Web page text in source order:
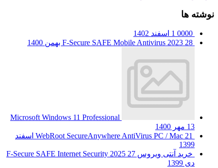
نوشته ها
0000 1 اسفند 1402
F-Secure SAFE Mobile Antivirus 2023 28 بهمن 1400
Microsoft Windows 11 Professional
13 مهر 1400
WebRoot SecureAnywhere AntiVirus PC / Mac 21 اسفند
1399
خرید آنتی ویروس F-Secure SAFE Internet Security 2025 27
دی 1399